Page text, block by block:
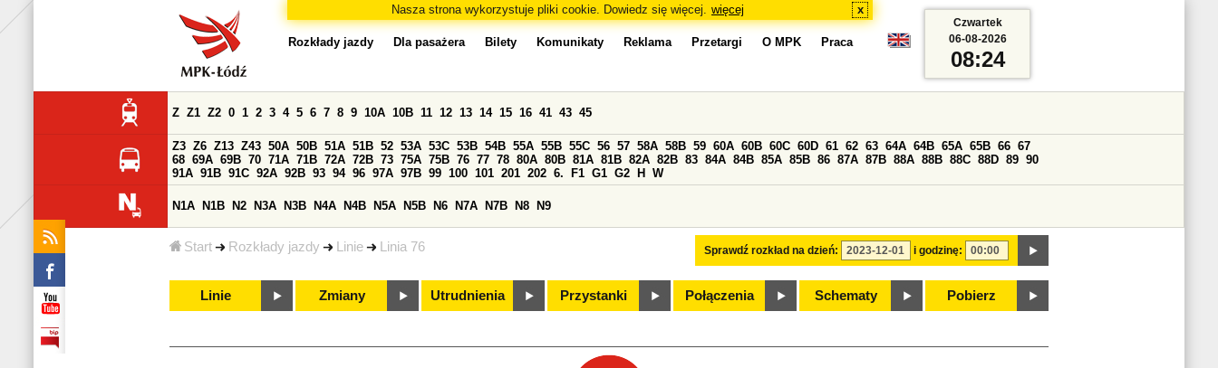
Nasza strona wykorzystuje pliki cookie. Dowiedz się więcej. więcej x
Start Rozkłady jazdy Linie Linia 76
Rozkłady jazdy Dla pasażera Bilety Komunikaty Reklama Przetargi O MPK Praca
Sprawdź rozkład na dzień: i godzinę:
Z Z1 Z2 0 1 2 3 4 5 6 7 8 9 10A 10B 11 12 13 14 15 16 41 43 45
Z3 Z6 Z13 Z43 50A 50B 51A 51B 52 53A 53C 53B 54B 55A 55B 55C 56 57 58A 58B 59 60A 60B 60C 60D 61 62 63 64A 64B 65A 65B 66 67
68 69A 69B 70 71A 71B 72A 72B 73 75A 75B 76 77 78 80A 80B 81A 81B 82A 82B 83 84A 84B 85A 85B 86 87A 87B 88A 88B 88C 88D 89 90
91A 91B 91C 92A 92B 93 94 96 97A 97B 99 100 101 201 202 6. F1 G1 G2 H W
N1A N1B N2 N3A N3B N4A N4B N5A N5B N6 N7A N7B N8 N9
Linie Zmiany Utrudnienia Przystanki Połączenia Schematy Pobierz
Czwartek
06-08-2026
08:24